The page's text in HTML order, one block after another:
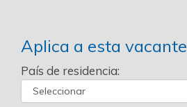
Aplica a esta vacante
País de residencia: